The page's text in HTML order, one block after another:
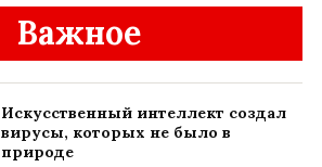
Важное
Искусственный интеллект создал
вирусы, которых не было в
природе